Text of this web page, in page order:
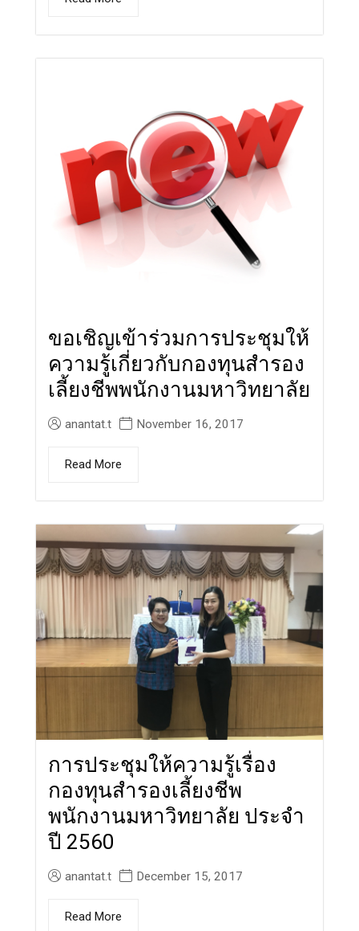
ขอเชิญเข้าร่วมการประชุมให้
ความรู้เกี่ยวกับกองทุนสำรอง
เลี้ยงชีพพนักงานมหาวิทยาลัย
anantat.t November 16, 2017
Read More
การประชุมให้ความรู้เรื่อง
กองทุนสำรองเลี้ยงชีพ
พนักงานมหาวิทยาลัย ประจำ
ปี 2560
anantat.t December 15, 2017
Read More